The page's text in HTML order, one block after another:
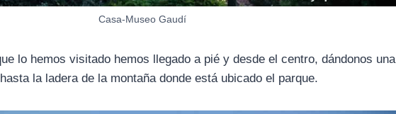
Casa-Museo Gaudí
lo hemos visitado hemos llegado a pié y desde el centro, dándonos una
la ladera de la montaña donde está ubicado el parque.